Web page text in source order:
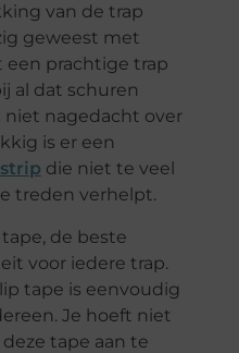
van de trap
geweest met
een prachtige trap
al dat schuren
nagedacht over
is er een
die niet te veel
treden verhelpt.
de beste
voor iedere trap.
tape is eenvoudig
Je hoeft niet
tape aan te